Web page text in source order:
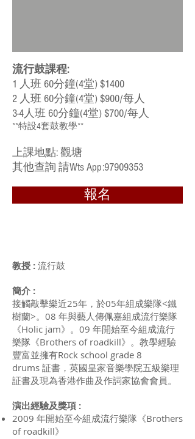
流行鼓課程:
1 人班 60分鐘(4堂) $1400
2 人班 60分鐘(4堂)​$900/每人
3-4人班 60分鐘(4堂) $700/每人
**特設4套鼓教學**
​上課地點: 觀塘
​其他查詢 請Wts App:97909353
報名
教授 : 流行鼓
簡介 :
接觸敲擊樂近25年，於05年組成樂隊<鐵
樹蘭>。08 年與藝人傳佩嘉組成流行樂隊
《Holic jam》。09 年開始至今組成流行
樂隊《Brothers of roadkill》。教學經驗
豐富並擁有Rock school grade 8
drums 証書，英國皇家音樂學院五級樂理
証書及現為香港作曲及作詞家協會會員。
演出經驗及獎項 :
2009 年開始至今組成流行樂隊《Brothers
of roadkill》